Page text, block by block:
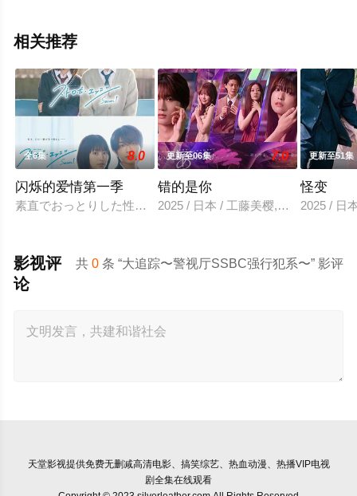
相关推荐
全6集 8.0
闪烁的爱情第一季
素直でおっとりした性格の仁菜子は、まだ恋という感情を知
更新至06集 7.0
错的是你
2025 / 日本 / 工藤美樱,山中柔太朗,
更新至51集
怪变
2025 / 日
共0 条 “大追踪〜警视厅SSBC强行犯系〜” 影评
影视评
论
天堂影视提供免费无删减高清电影、搞笑综艺、热血动漫、热播VIP电视
剧全集在线观看